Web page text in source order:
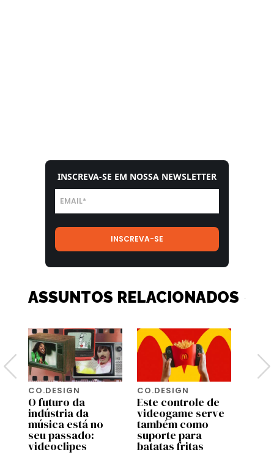
INSCREVA-SE EM NOSSA NEWSLETTER
ASSUNTOS RELACIONADOS
CO.DESIGN
O futuro da
indústria da
música está no
seu passado:
videoclipes
CO.DESIGN
Este controle de
videogame serve
também como
suporte para
batatas fritas